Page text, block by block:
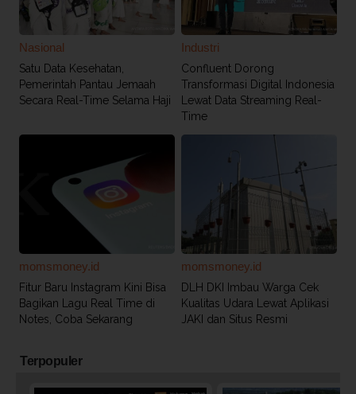
Nasional
Satu Data Kesehatan,
Pemerintah Pantau Jemaah
Secara Real-Time Selama Haji
Industri
Confluent Dorong
Transformasi Digital Indonesia
Lewat Data Streaming Real-
Time
momsmoney.id
Fitur Baru Instagram Kini Bisa
Bagikan Lagu Real Time di
Notes, Coba Sekarang
momsmoney.id
DLH DKI Imbau Warga Cek
Kualitas Udara Lewat Aplikasi
JAKI dan Situs Resmi
Terpopuler